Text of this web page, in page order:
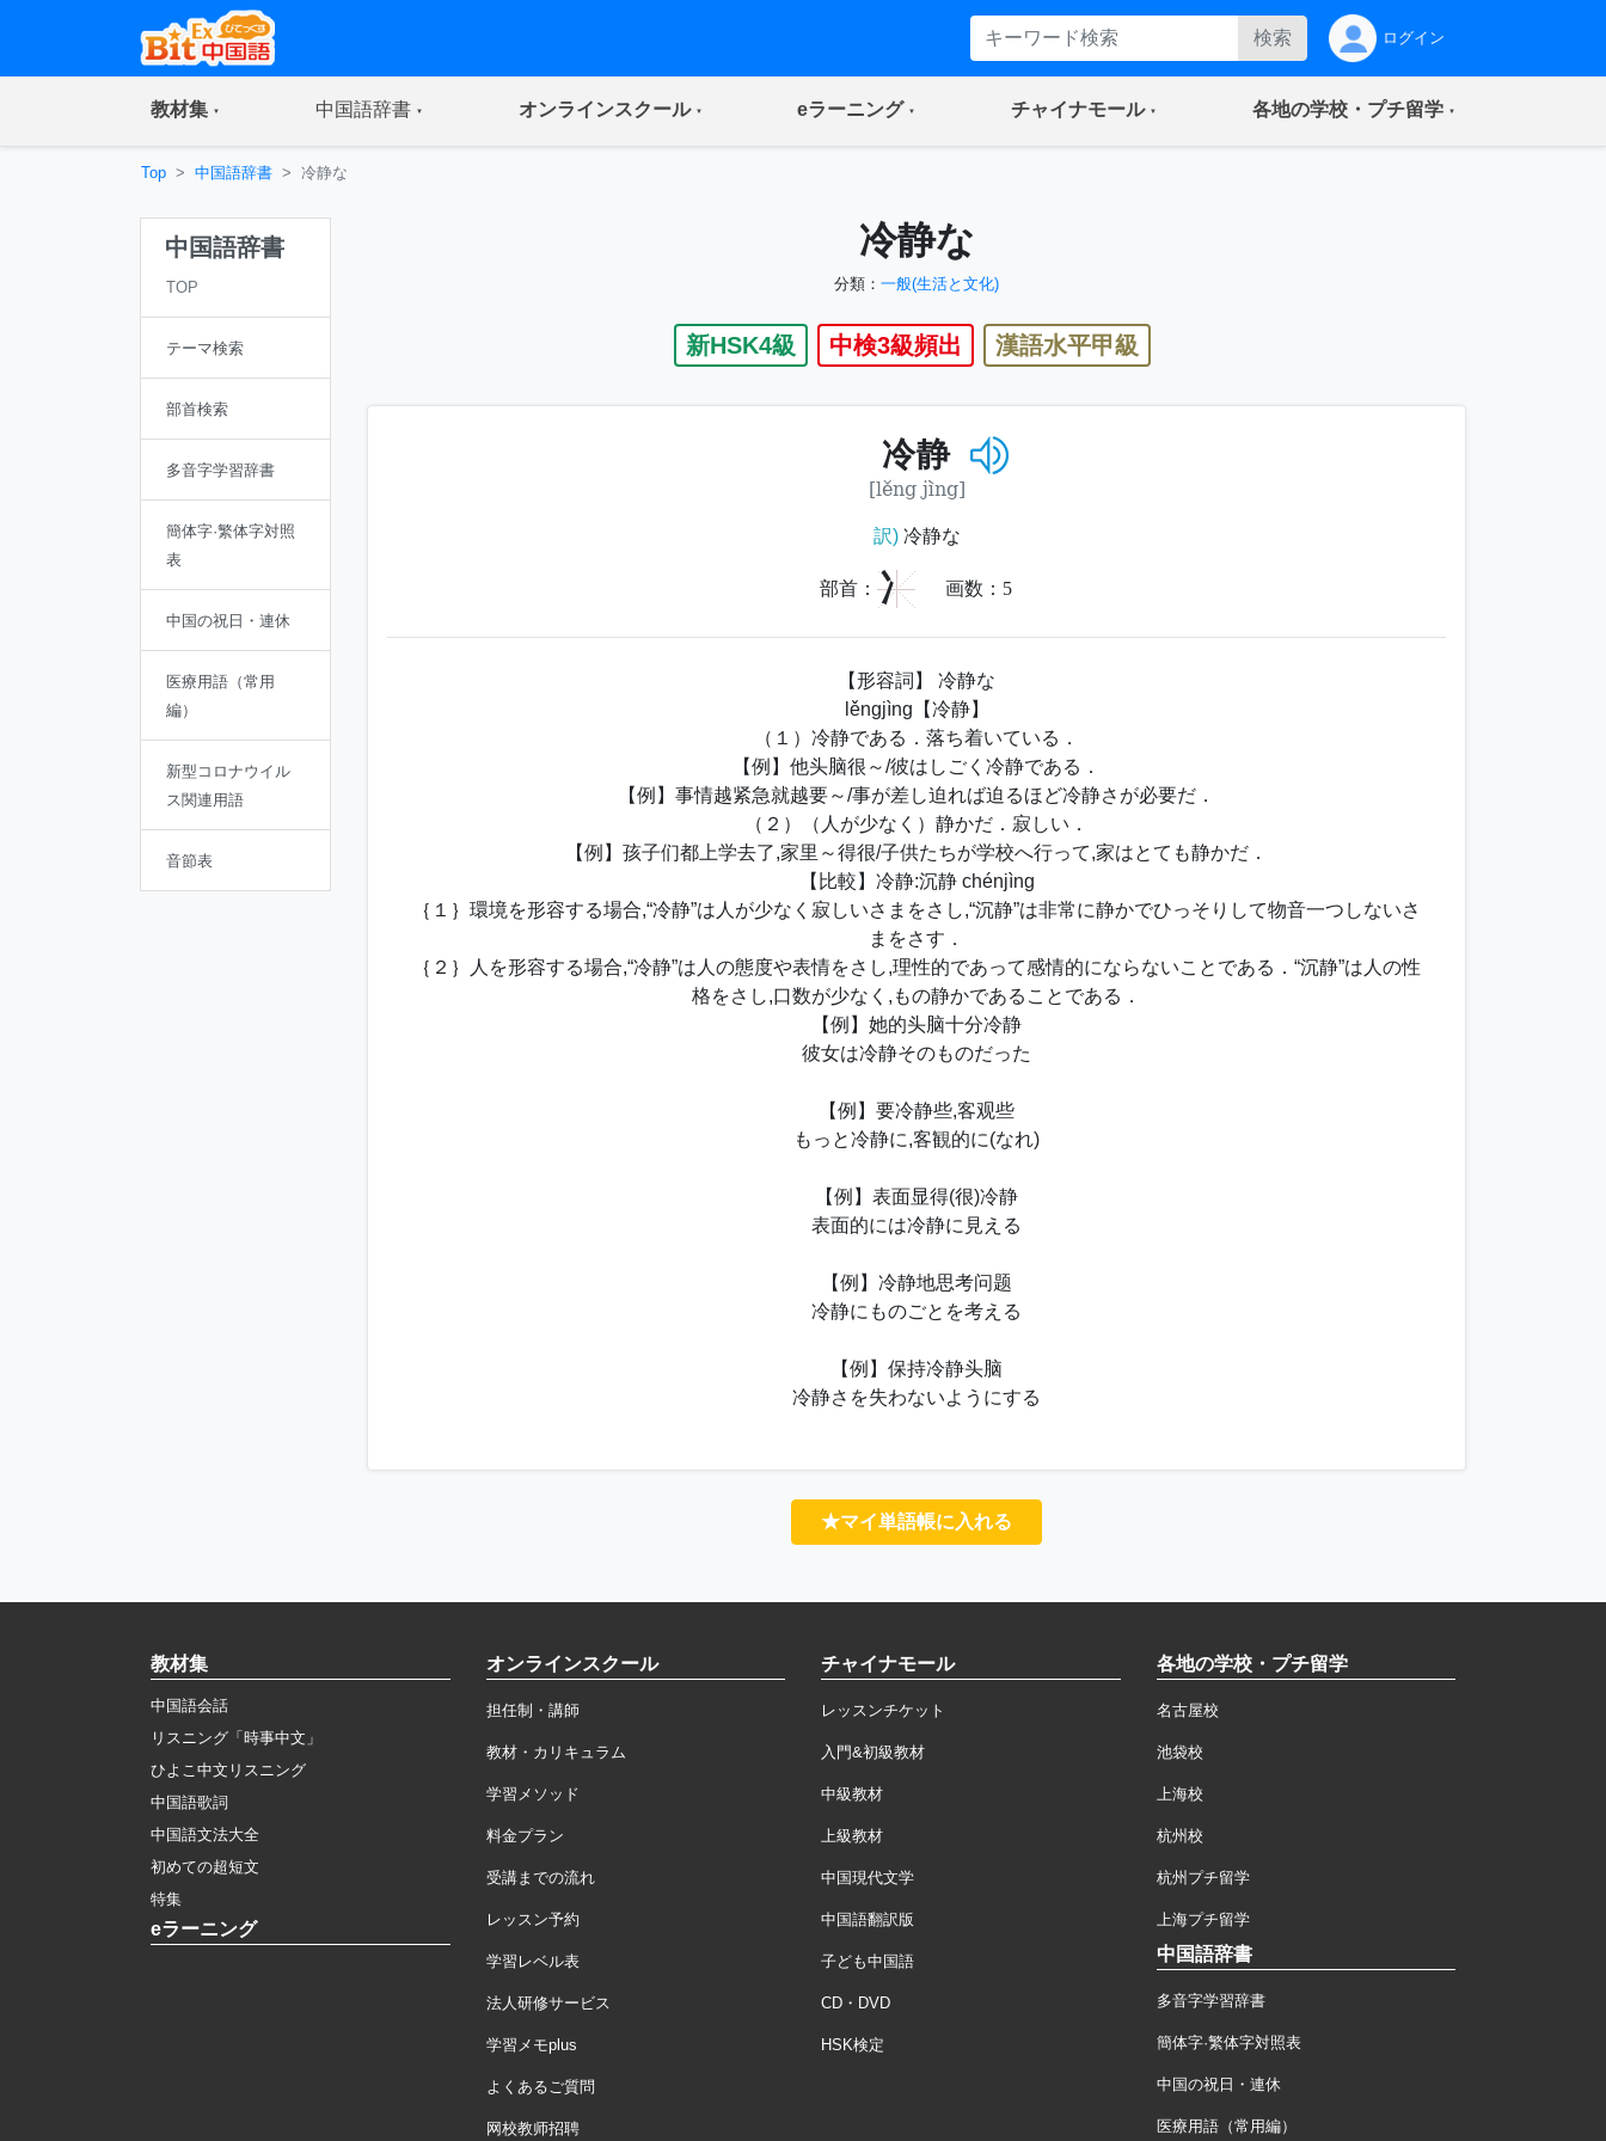
検索 ログイン
教材集(current) 中国語辞書(current) オンラインスクール(current) eラーニング(current) チャイナモール(current) 各地の学校・プチ留学(current)
Top 中国語辞書 冷静な
中国語辞書
TOP
テーマ検索
部首検索
多音字学習辞書
簡体字·繁体字対照
表
中国の祝日・連休
医療用語（常用
編）
新型コロナウイル
ス関連用語
音節表
冷静な
分類： 一般(生活と文化)
新HSK4級 中検3級頻出 漢語水平甲級
冷静
[lěng jìng]
訳)冷静な
部首： 冫 画数： 5
【形容詞】 冷静な
lěngjìng【冷静】
（１）冷静である．落ち着いている．
【例】他头脑很～/彼はしごく冷静である．
【例】事情越紧急就越要～/事が差し迫れば迫るほど冷静さが必要だ．
（２）（人が少なく）静かだ．寂しい．
【例】孩子们都上学去了,家里～得很/子供たちが学校へ行って,家はとても静かだ．
【比較】冷静:沉静 chénjìng
｛１｝環境を形容する場合,“冷静”は人が少なく寂しいさまをさし,“沉静”は非常に静かでひっそりして物音一つしないさ
まをさす．
｛２｝人を形容する場合,“冷静”は人の態度や表情をさし,理性的であって感情的にならないことである．“沉静”は人の性
格をさし,口数が少なく,もの静かであることである．
【例】她的头脑十分冷静
彼女は冷静そのものだった
【例】要冷静些,客观些
もっと冷静に,客観的に(なれ)
【例】表面显得(很)冷静
表面的には冷静に見える
【例】冷静地思考问题
冷静にものごとを考える
【例】保持冷静头脑
冷静さを失わないようにする
★マイ単語帳に入れる
教材集
中国語会話
リスニング「時事中文」
ひよこ中文リスニング
中国語歌詞
中国語文法大全
初めての超短文
特集
eラーニング
オンラインスクール
担任制・講師
教材・カリキュラム
学習メソッド
料金プラン
受講までの流れ
レッスン予約
学習レベル表
法人研修サービス
学習メモplus
よくあるご質問
网校教师招聘
チャイナモール
レッスンチケット
入門&初級教材
中級教材
上級教材
中国現代文学
中国語翻訳版
子ども中国語
CD・DVD
HSK検定
各地の学校・プチ留学
名古屋校
池袋校
上海校
杭州校
杭州プチ留学
上海プチ留学
中国語辞書
多音字学習辞書
簡体字·繁体字対照表
中国の祝日・連休
医療用語（常用編）